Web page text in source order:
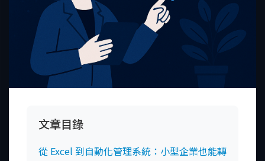
文章目錄
從 Excel 到自動化管理系統：小型企業也能轉